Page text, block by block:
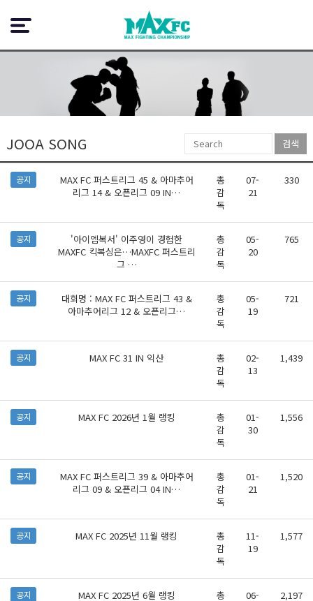
JOOA SONG 검색
공지
MAX FC 퍼스트리그 45 & 아마추어
리그 14 & 오픈리그 09 IN…
총
감
독
07-
21
330
공지
'아이엠복서' 이주영이 경험한
MAXFC 킥복싱은…MAXFC 퍼스트리
그 …
총
감
독
05-
20
765
공지
대회명 : MAX FC 퍼스트리그 43 &
아마추어리그 12 & 오픈리그…
총
감
독
05-
19
721
공지 MAX FC 31 IN 익산
총
감
독
02-
13
1,439
공지 MAX FC 2026년 1월 랭킹
총
감
독
01-
30
1,556
공지
MAX FC 퍼스트리그 39 & 아마추어
리그 09 & 오픈리그 04 IN…
총
감
독
01-
21
1,520
공지 MAX FC 2025년 11월 랭킹
총
감
독
11-
19
1,577
공지 MAX FC 2025년 6월 랭킹
총
06-
2,197